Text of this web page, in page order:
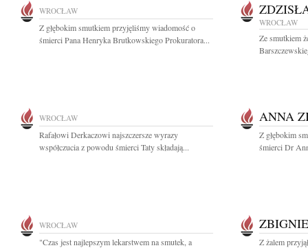
WROCŁAW
Z głębokim smutkiem przyjęliśmy wiadomość o
śmierci Pana Henryka Brutkowskiego Prokuratora...
WROCŁAW
Ze smutkiem
WROCŁAW
Rafałowi Derkaczowi najszczersze wyrazy
współczucia z powodu śmierci Taty składają...
ANNA
Z głębokim
śmierci Dr
WROCŁAW
"Czas jest najlepszym lekarstwem na smutek, a
Z żalem